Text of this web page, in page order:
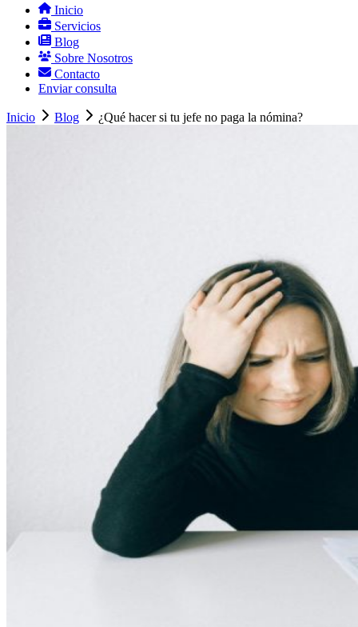
Inicio
Servicios
Blog
Sobre Nosotros
Contacto
Enviar consulta
Inicio Blog ¿Qué hacer si tu jefe no paga la nómina?